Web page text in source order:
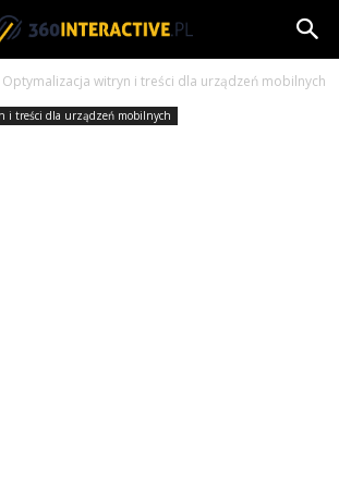
Optymalizacja witryn i treści dla urządzeń mobilnych
i treści dla urządzeń mobilnych